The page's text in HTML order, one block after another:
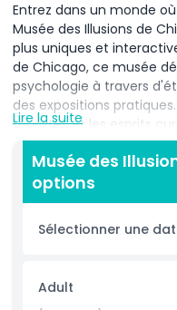
Entrez dans un monde
Musée des Illusions de
plus uniques et
de Chicago, ce musée
psychologie à travers
des expositions
touristes et les esprits
les visiteurs à explorer
conçues pour
Chambre inclinée qui
grandissez dans la
fascinante Chambre
dans les airs ou mettez
dévoilent les astuces
l'accent sur
Lire la suite
Musée des
options
Sélectionner une
Adult